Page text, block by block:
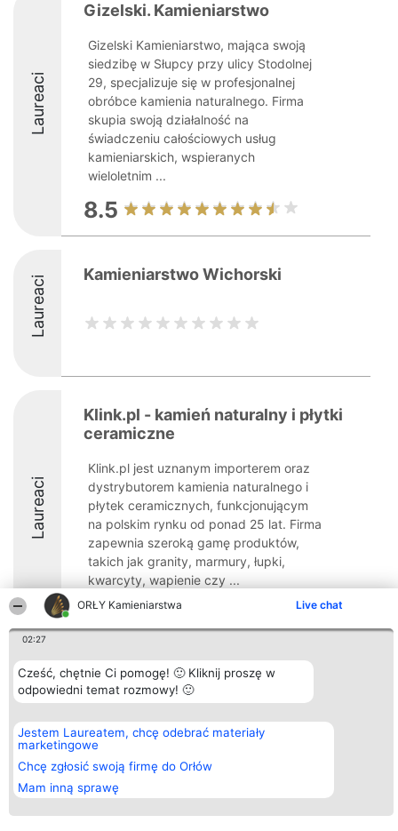
ORŁY Kamieniarstwa Live chat
02:27
Cześć, chętnie Ci pomogę! 🙂 Kliknij proszę w
odpowiedni temat rozmowy! 🙂
Jestem Laureatem, chcę odebrać materiały
marketingowe
Chcę zgłosić swoją firmę do Orłów
Mam inną sprawę
Laureaci
Gizelski. Kamieniarstwo
Gizelski Kamieniarstwo, mająca swoją
siedzibę w Słupcy przy ulicy Stodolnej
29, specjalizuje się w profesjonalnej
obróbce kamienia naturalnego. Firma
skupia swoją działalność na
świadczeniu całościowych usług
kamieniarskich, wspieranych
wieloletnim ...
8.5
Laureaci Kamieniarstwo Wichorski
Laureaci
Klink.pl - kamień naturalny i płytki
ceramiczne
Klink.pl jest uznanym importerem oraz
dystrybutorem kamienia naturalnego i
płytek ceramicznych, funkcjonującym
na polskim rynku od ponad 25 lat. Firma
zapewnia szeroką gamę produktów,
takich jak granity, marmury, łupki,
kwarcyty, wapienie czy ...
9.7
Organizator plebiscytu
Bright Side Solutions sp. z o.
o. sp. k.
Wrocław 50-079
KRS 0000749100 | Regon
381313360 | NIP 8943132676
+48 508 492 400
Plebiscyt
Laureaci
Lista
Laureatów
Polityka
Kontakt